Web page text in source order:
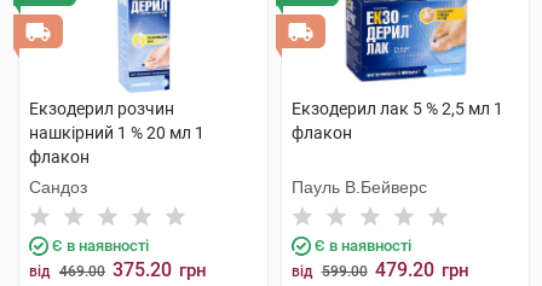
Екзодерил розчин
нашкірний 1 % 20 мл 1
флакон
Сандоз
Є в наявності
від 469.00 375.20 грн
Екзодерил лак 5 % 2,5 мл 1
флакон
Пауль В.Бейверс
Є в наявності
від 599.00 479.20 грн